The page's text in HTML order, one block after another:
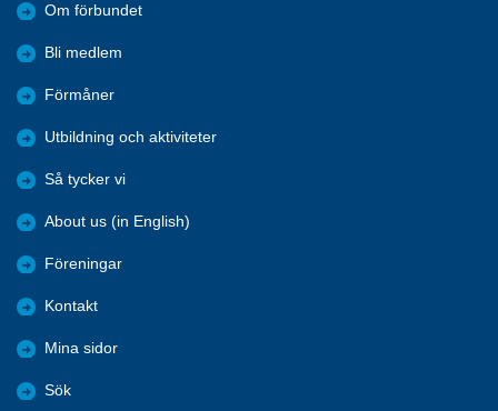
Om förbundet
Bli medlem
Förmåner
Utbildning och aktiviteter
Så tycker vi
About us (in English)
Föreningar
Kontakt
Mina sidor
Sök